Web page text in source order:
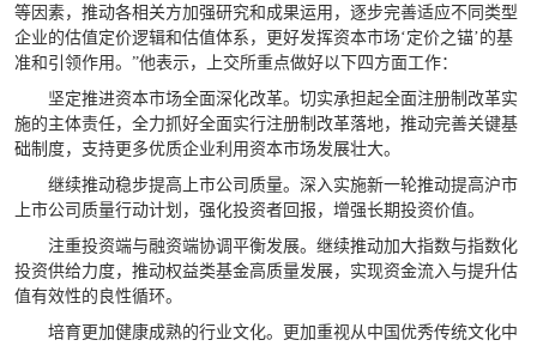
等因素，推动各相关方加强研究和成果运用，逐步完善适应不同类型
企业的估值定价逻辑和估值体系，更好发挥资本市场‘定价之锚’的基
准和引领作用。”他表示，上交所重点做好以下四方面工作：
坚定推进资本市场全面深化改革。切实承担起全面注册制改革实
施的主体责任，全力抓好全面实行注册制改革落地，推动完善关键基
础制度，支持更多优质企业利用资本市场发展壮大。
继续推动稳步提高上市公司质量。深入实施新一轮推动提高沪市
上市公司质量行动计划，强化投资者回报，增强长期投资价值。
注重投资端与融资端协调平衡发展。继续推动加大指数与指数化
投资供给力度，推动权益类基金高质量发展，实现资金流入与提升估
值有效性的良性循环。
培育更加健康成熟的行业文化。更加重视从中国优秀传统文化中